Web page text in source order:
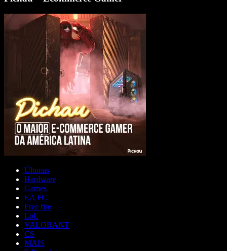
Últimas
Hardware
Games
EA FC
Free fire
LoL
VALORANT
CS
MAIS